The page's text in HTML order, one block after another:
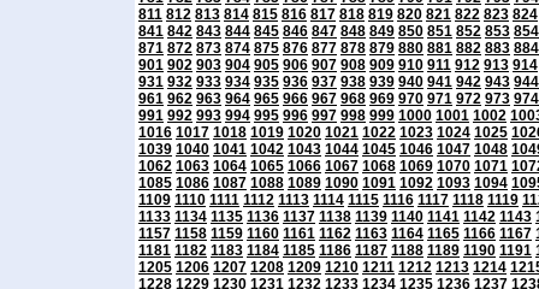
811 812 813 814 815 816 817 818 819 820 821 822 823 824
841 842 843 844 845 846 847 848 849 850 851 852 853 854
871 872 873 874 875 876 877 878 879 880 881 882 883 884
901 902 903 904 905 906 907 908 909 910 911 912 913 914
931 932 933 934 935 936 937 938 939 940 941 942 943 944
961 962 963 964 965 966 967 968 969 970 971 972 973 974
991 992 993 994 995 996 997 998 999 1000 1001 1002
1016 1017 1018 1019 1020 1021 1022 1023 1024 1025
1039 1040 1041 1042 1043 1044 1045 1046 1047 1048
1062 1063 1064 1065 1066 1067 1068 1069 1070 1071
1085 1086 1087 1088 1089 1090 1091 1092 1093 1094
1109 1110 1111 1112 1113 1114 1115 1116 1117 1118 1119
1133 1134 1135 1136 1137 1138 1139 1140 1141 1142 1143
1157 1158 1159 1160 1161 1162 1163 1164 1165 1166 1167
1181 1182 1183 1184 1185 1186 1187 1188 1189 1190 1191
1205 1206 1207 1208 1209 1210 1211 1212 1213 1214
1228 1229 1230 1231 1232 1233 1234 1235 1236 1237